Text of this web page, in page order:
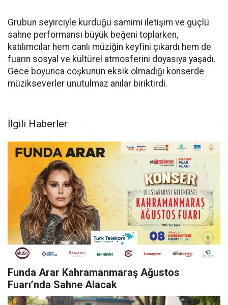
Grubun seyirciyle kurduğu samimi iletişim ve güçlü
sahne performansı büyük beğeni toplarken,
katılımcılar hem canlı müziğin keyfini çıkardı hem de
fuarın sosyal ve kültürel atmosferini doyasıya yaşadı.
Gece boyunca coşkunun eksik olmadığı konserde
müzikseverler unutulmaz anılar biriktirdi.
İlgili Haberler
Funda Arar Kahramanmaraş Ağustos
Fuarı’nda Sahne Alacak